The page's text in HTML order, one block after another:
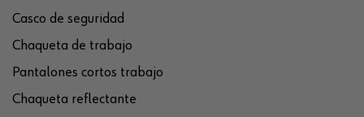
Casco de seguridad
Chaqueta de trabajo
Pantalones cortos trabajo
Chaqueta reflectante